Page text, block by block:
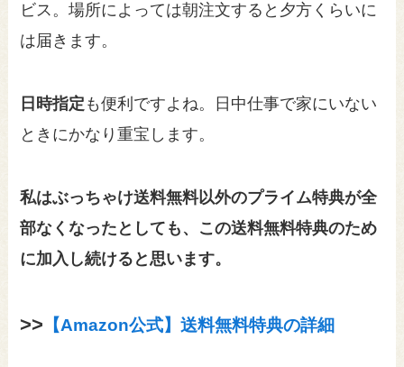
ビス。場所によっては朝注文すると夕方くらいに
は届きます。
日時指定 も便利ですよね。日中仕事で家にいない
ときにかなり重宝します。
私はぶっちゃけ送料無料以外のプライム特典が全
部なくなったとしても、この送料無料特典のため
に加入し続けると思います。
>> 【Amazon公式】送料無料特典の詳細